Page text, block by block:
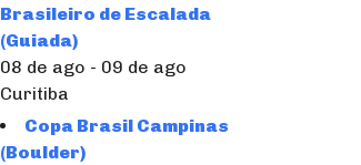
Brasileiro de Escalada
(Guiada)
08 de ago - 09 de ago
Curitiba
Copa Brasil Campinas
(Boulder)